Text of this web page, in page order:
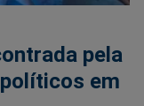
pela
em